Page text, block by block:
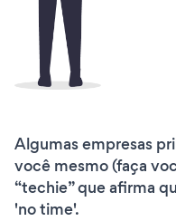
Algumas empresas
você mesmo (faça
“techie” que afirma
'no time'.